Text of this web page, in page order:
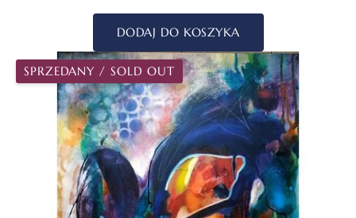
DODAJ DO KOSZYKA